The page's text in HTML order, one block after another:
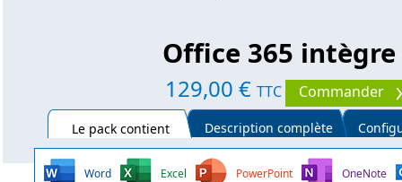
Office 365
129,00 € TTC Commander
Le pack contient Description complète
Word Excel PowerPoint OneNote